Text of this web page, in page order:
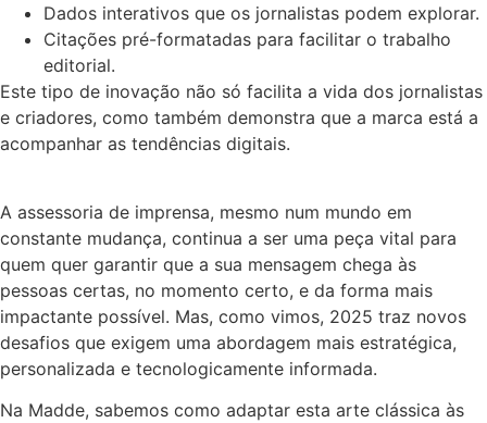
Dados interativos que os jornalistas podem explorar.
Citações pré-formatadas para facilitar o trabalho
editorial.
Este tipo de inovação não só facilita a vida dos jornalistas
e criadores, como também demonstra que a marca está a
acompanhar as tendências digitais.
A assessoria de imprensa, mesmo num mundo em
constante mudança, continua a ser uma peça vital para
quem quer garantir que a sua mensagem chega às
pessoas certas, no momento certo, e da forma mais
impactante possível. Mas, como vimos, 2025 traz novos
desafios que exigem uma abordagem mais estratégica,
personalizada e tecnologicamente informada.
Na Madde, sabemos como adaptar esta arte clássica às